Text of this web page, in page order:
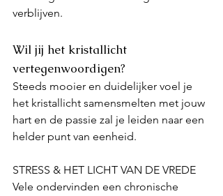
verblijven.
Wil jij het kristallicht
vertegenwoordigen?
Steeds mooier en duidelijker voel je
het kristallicht samensmelten met jouw
hart en de passie zal je leiden naar een
helder punt van eenheid.
STRESS & HET LICHT VAN DE VREDE
Vele ondervinden een chronische